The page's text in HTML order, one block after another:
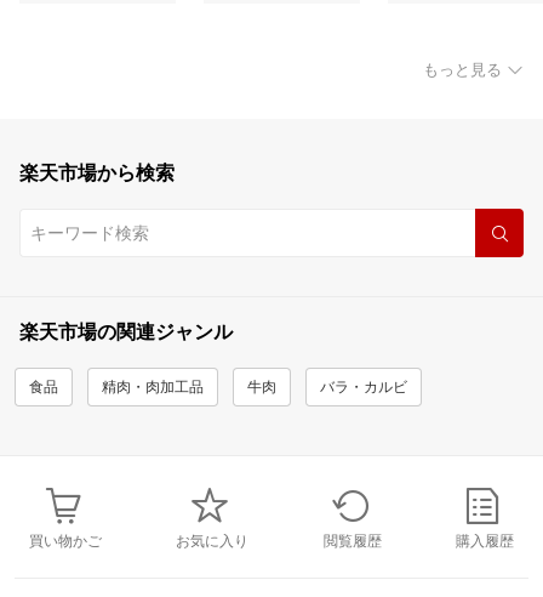
もっと見る
楽天市場から検索
楽天市場の関連ジャンル
食品 精肉・肉加工品 牛肉 バラ・カルビ
買い物かご お気に入り 閲覧履歴 購入履歴